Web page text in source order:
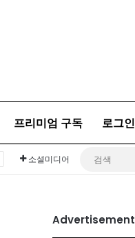
프리미엄 구독 로그인
소셜미디어
Advertisement